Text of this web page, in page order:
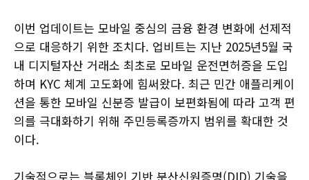
이번 업데이트는 모바일 중심의 금융 환경 변화에 선제적
으로 대응하기 위한 조치다. 업비트는 지난 2025년5월 국
내 디지털자산 거래소 최초로 모바일 운전면허증을 도입
하며 KYC 체계 고도화에 힘써왔다. 최근 민간 애플리케이
션을 통한 모바일 신분증 발급이 보편화됨에 따라 고객 편
의를 극대화하기 위해 주민등록증까지 범위를 확대한 것
이다.
기술적으로는 블록체인 기반 분산신원증명(DID) 기술을